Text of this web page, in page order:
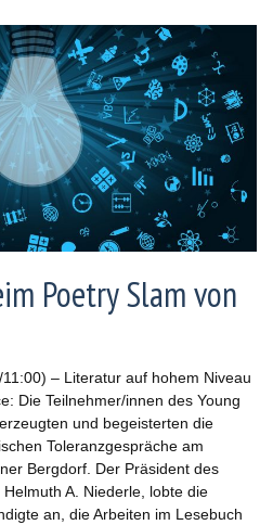
Poetry Slam von
– Literatur auf hohem Niveau
Die Teilnehmer/innen des Young
und begeisterten die
Toleranzgespräche am
Bergdorf. Der Präsident des
A. Niederle, lobte die
an, die Arbeiten im Lesebuch